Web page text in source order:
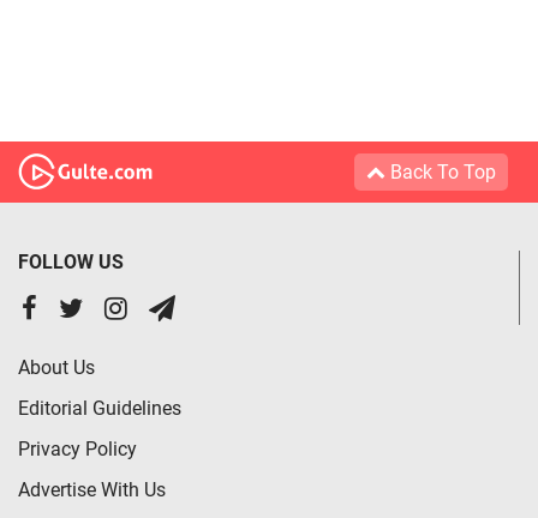
Back To Top
FOLLOW US
About Us
Editorial Guidelines
Privacy Policy
Advertise With Us